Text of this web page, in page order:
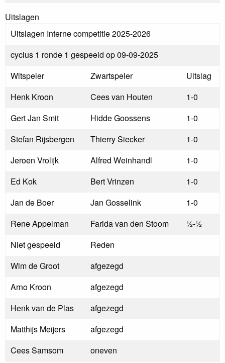
Uitslagen
Uitslagen Interne competitie 2025-2026
cyclus 1 ronde 1 gespeeld op 09-09-2025
Witspeler
Zwartspeler
Uitslag
Henk Kroon
Cees van Houten
1-0
Gert Jan Smit
Hidde Goossens
1-0
Stefan Rijsbergen
Thierry Siecker
1-0
Jeroen Vrolijk
Alfred Weinhandl
1-0
Ed Kok
Bert Vrinzen
1-0
Jan de Boer
Jan Gosselink
1-0
Rene Appelman
Farida van den Stoom
½-½
Niet gespeeld
Reden
Wim de Groot
afgezegd
Arno Kroon
afgezegd
Henk van de Plas
afgezegd
Matthijs Meijers
afgezegd
Cees Samsom
oneven